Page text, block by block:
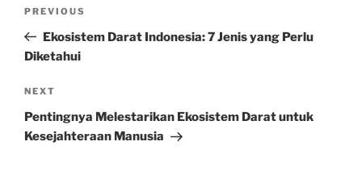
Previous
Post
PREVIOUS
Ekosistem Darat Indonesia: 7 Jenis yang Perlu
Diketahui
Next
Post
NEXT
Pentingnya Melestarikan Ekosistem Darat untuk
Kesejahteraan Manusia